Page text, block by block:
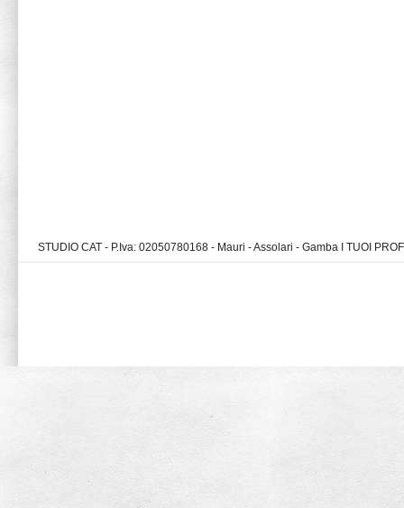
STUDIO CAT - P.Iva: 02050780168 - Mauri - Assolari - Gamba I TUOI